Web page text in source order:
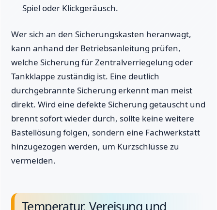
Spiel oder Klickgeräusch.
Wer sich an den Sicherungskasten heranwagt,
kann anhand der Betriebsanleitung prüfen,
welche Sicherung für Zentralverriegelung oder
Tankklappe zuständig ist. Eine deutlich
durchgebrannte Sicherung erkennt man meist
direkt. Wird eine defekte Sicherung getauscht und
brennt sofort wieder durch, sollte keine weitere
Bastellösung folgen, sondern eine Fachwerkstatt
hinzugezogen werden, um Kurzschlüsse zu
vermeiden.
Temperatur, Vereisung und